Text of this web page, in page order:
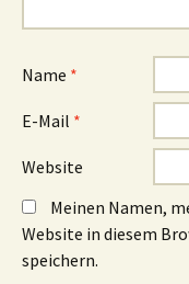
Name *
E-Mail *
Website
Meinen Namen,
Website in diesem
speichern.